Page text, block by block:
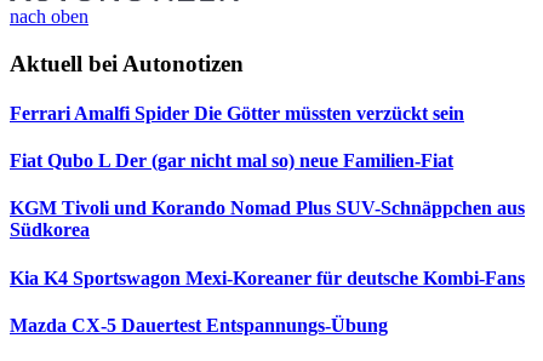
nach oben
Aktuell bei Autonotizen
Ferrari Amalfi Spider Die Götter müssten verzückt sein
Fiat Qubo L Der (gar nicht mal so) neue Familien-Fiat
KGM Tivoli und Korando Nomad Plus SUV-Schnäppchen aus
Südkorea
Kia K4 Sportswagon Mexi-Koreaner für deutsche Kombi-Fans
Mazda CX-5 Dauertest Entspannungs-Übung